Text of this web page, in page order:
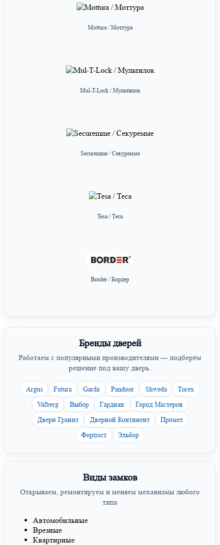
Mottura / Моттура
Mul-T-Lock / Мультилок
Securemme / Секуремме
Tesa / Теса
Border / Бордер
Бренды дверей
Работаем с популярными производителями — подберём
решение под вашу дверь.
Argus Futura Garda Pandoor Shweda
Torex
Valberg
Выбор Гардиан
Город Мастеров
Двери Гранит
Дверной Континент
Промет
Форпост
Эльбор
Виды замков
Открываем, ремонтируем и меняем механизмы любого
типа
Автомобильные
Врезные
Квартирные